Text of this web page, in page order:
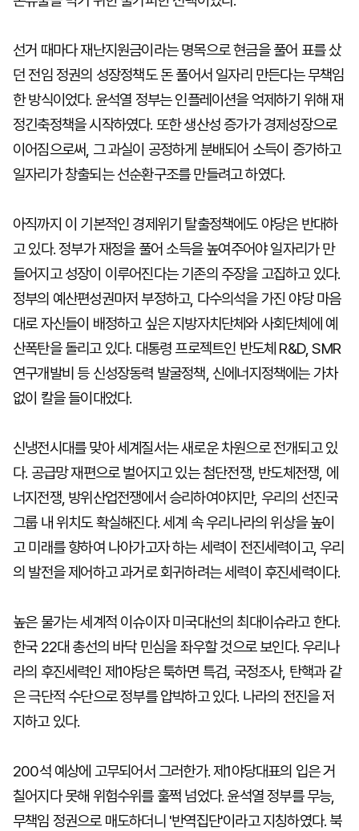
선거 때마다 재난지원금이라는 명목으로 현금을 풀어 표를 샀
던 전임 정권의 성장정책도 돈 풀어서 일자리 만든다는 무책임
한 방식이었다. 윤석열 정부는 인플레이션을 억제하기 위해 재
정긴축정책을 시작하였다. 또한 생산성 증가가 경제성장으로
이어짐으로써, 그 과실이 공정하게 분배되어 소득이 증가하고
일자리가 창출되는 선순환구조를 만들려고 하였다.
아직까지 이 기본적인 경제위기 탈출정책에도 야당은 반대하
고 있다. 정부가 재정을 풀어 소득을 높여주어야 일자리가 만
들어지고 성장이 이루어진다는 기존의 주장을 고집하고 있다.
정부의 예산편성권마저 부정하고, 다수의석을 가진 야당 마음
대로 자신들이 배정하고 싶은 지방자치단체와 사회단체에 예
산폭탄을 돌리고 있다. 대통령 프로젝트인 반도체 R&D, SMR
연구개발비 등 신성장동력 발굴정책, 신에너지정책에는 가차
없이 칼을 들이대었다.
신냉전시대를 맞아 세계질서는 새로운 차원으로 전개되고 있
다. 공급망 재편으로 벌어지고 있는 첨단전쟁, 반도체전쟁, 에
너지전쟁, 방위산업전쟁에서 승리하여야지만, 우리의 선진국
그룹 내 위치도 확실해진다. 세계 속 우리나라의 위상을 높이
고 미래를 향하여 나아가고자 하는 세력이 전진세력이고, 우리
의 발전을 제어하고 과거로 회귀하려는 세력이 후진세력이다.
높은 물가는 세계적 이슈이자 미국대선의 최대이슈라고 한다.
한국 22대 총선의 바닥 민심을 좌우할 것으로 보인다. 우리나
라의 후진세력인 제1야당은 툭하면 특검, 국정조사, 탄핵과 같
은 극단적 수단으로 정부를 압박하고 있다. 나라의 전진을 저
지하고 있다.
200석 예상에 고무되어서 그러한가. 제1야당대표의 입은 거
칠어지다 못해 위험수위를 훌쩍 넘었다. 윤석열 정부를 무능,
무책임 정권으로 매도하더니 '반역집단'이라고 지칭하였다. 북